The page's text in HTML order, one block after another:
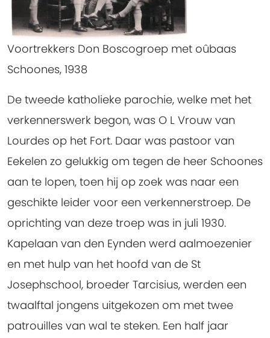
Voortrekkers Don Boscogroep met oûbaas
Schoones, 1938
De tweede katholieke parochie, welke met het
verkennerswerk begon, was O L Vrouw van
Lourdes op het Fort. Daar was pastoor van
Eekelen zo gelukkig om tegen de heer Schoones
aan te lopen, toen hij op zoek was naar een
geschikte leider voor een verkennerstroep. De
oprichting van deze troep was in juli 1930.
Kapelaan van den Eynden werd aalmoezenier
en met hulp van het hoofd van de St
Josephschool, broeder Tarcisius, werden een
twaalftal jongens uitgekozen om met twee
patrouilles van wal te steken. Een half jaar